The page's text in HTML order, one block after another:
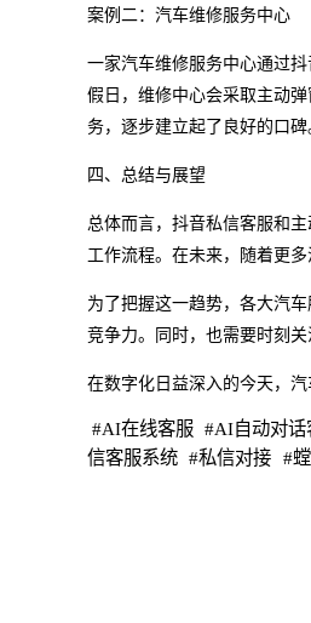
案例二：汽车维修服务中心
一家汽车维修服务中心通过
假日，维修中心会采取主动
务，逐步建立起了良好的口碑
四、总结与展望
总体而言，抖音私信客服和
工作流程。在未来，随着更
为了把握这一趋势，各大汽
竞争力。同时，也需要时刻
在数字化日益深入的今天，
#AI在线客服 #AI自动对话
信客服系统 #私信对接 #